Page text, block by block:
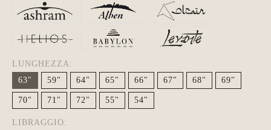
la risposta meccanica è la medesima e
l’estetica risulta più pulita.
LUNGHEZZA:
63"
59" 64" 65" 66" 67" 68" 69"
70" 71" 72" 55" 54"
LIBRAGGIO: